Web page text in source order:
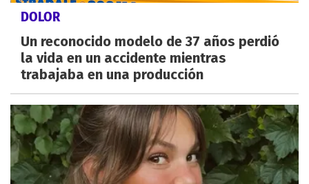
DOLOR
Un reconocido modelo de 37 años perdió
la vida en un accidente mientras
trabajaba en una producción